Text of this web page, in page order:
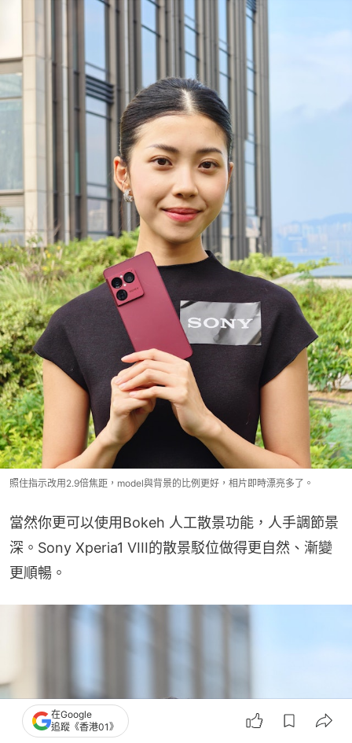
照住指示改用2.9倍焦距，model與背景的比例更好，相片即時漂亮多了。
當然你更可以使用Bokeh 人工散景功能，人手調節景
深。Sony Xperia1 VIII的散景駁位做得更自然、漸變
更順暢。
在Google
追蹤《香港01》